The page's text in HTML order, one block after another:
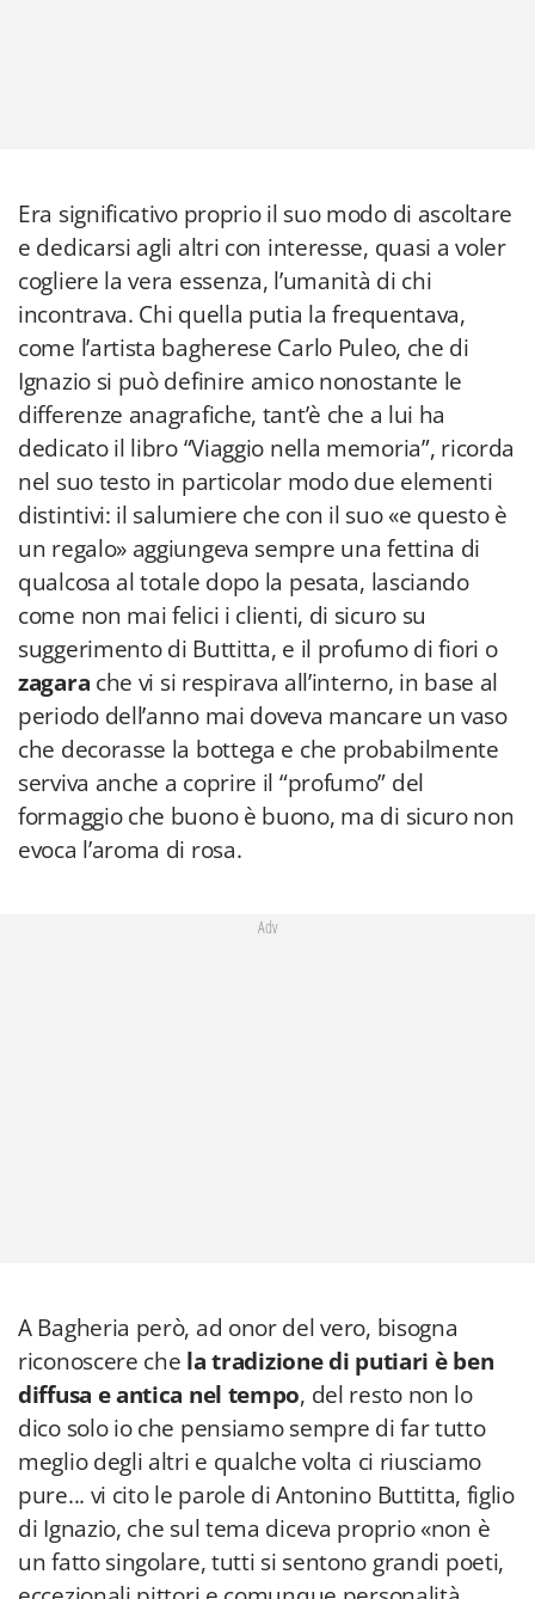
Era significativo proprio il suo modo di ascoltare
e dedicarsi agli altri con interesse, quasi a voler
cogliere la vera essenza, l’umanità di chi
incontrava. Chi quella putia la frequentava,
come l’artista bagherese Carlo Puleo, che di
Ignazio si può definire amico nonostante le
differenze anagrafiche, tant’è che a lui ha
dedicato il libro “Viaggio nella memoria”, ricorda
nel suo testo in particolar modo due elementi
distintivi: il salumiere che con il suo «e questo è
un regalo» aggiungeva sempre una fettina di
qualcosa al totale dopo la pesata, lasciando
come non mai felici i clienti, di sicuro su
suggerimento di Buttitta, e il profumo di fiori o
zagara che vi si respirava all’interno, in base al
periodo dell’anno mai doveva mancare un vaso
che decorasse la bottega e che probabilmente
serviva anche a coprire il “profumo” del
formaggio che buono è buono, ma di sicuro non
evoca l’aroma di rosa.
Adv
A Bagheria però, ad onor del vero, bisogna
riconoscere che la tradizione di putiari è ben
diffusa e antica nel tempo, del resto non lo
dico solo io che pensiamo sempre di far tutto
meglio degli altri e qualche volta ci riusciamo
pure... vi cito le parole di Antonino Buttitta, figlio
di Ignazio, che sul tema diceva proprio «non è
un fatto singolare, tutti si sentono grandi poeti,